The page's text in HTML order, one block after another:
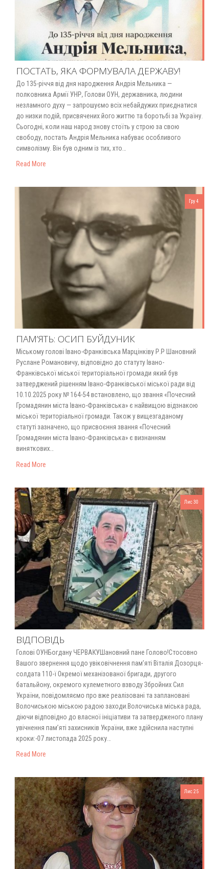
ПОСТАТЬ, ЯКА ФОРМУВАЛА ДЕРЖАВУ!
До 135-річчя від дня народження Андрія Мельника —
полковника Армії УНР, Голови ОУН, державника, людини
незламного духу — запрошуємо всіх небайдужих приєднатися
до низки подій, присвячених його життю та боротьбі за Україну.
Сьогодні, коли наш народ знову стоїть у строю за свою
свободу, постать Андрія Мельника набуває особливого
символізму. Він був одним із тих, хто…
Read More
Гру 4
ПАМ’ЯТЬ: ОСИП БУЙДУНИК
Міському голові Івано-Франківська Марцінківу Р.Р Шановний
Руслане Романовичу, відповідно до статуту Івано-
Франківської міської територіальної громади який був
затверджений рішенням Івано-Франківської міської ради від
10.10.2025 року № 164-54 встановлено, що звання «Почесний
Громадянин міста Івано-Франківська» є найвищою відзнакою
міської територіальної громади. Також у вищезгаданому
статуті зазначено, що присвоєння звання «Почесний
Громадянин міста Івано-Франківська» є визнанням
виняткових…
Read More
Лис 30
ВІДПОВІДЬ
Голові ОУНБогдану ЧЕРВАКУШановний пане Голово!Стосовно
Вашого звернення щодо увіковічнення памʼяті Віталія Дозорця-
солдата 110-ї Окремої механізованої бригади, другого
батальйону, окремого кулеметного взводу Збройних Сил
України, повідомляємо про вже реалізовані та заплановані
Волочиською міською радою заходи.Волочиська міська рада,
діючи відповідно до власної ініціативи та затвердженого плану
увічнення памʼяті захисників України, вже здійснила наступні
кроки:-07 листопада 2025 року…
Read More
Лис 25